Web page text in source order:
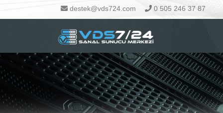
destek@vds724.com 0 505 246 37 87